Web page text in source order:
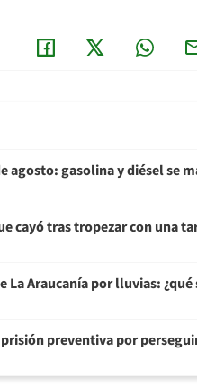
agosto: gasolina y diésel se
cayó tras tropezar con una
La Araucanía por lluvias:
preventiva por